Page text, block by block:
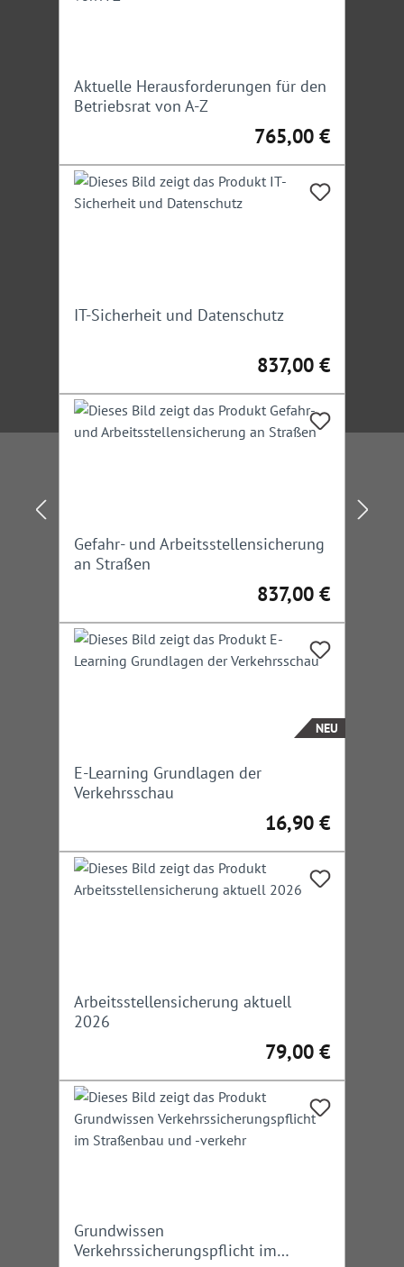
Aktuelle Herausforderungen für den
Betriebsrat von A-Z
Regulärer Preis:
765,00 €
IT-Sicherheit und Datenschutz
Regulärer Preis:
837,00 €
Gefahr- und Arbeitsstellensicherung
an Straßen
Regulärer Preis:
837,00 €
NEU
E-Learning Grundlagen der
Verkehrsschau
Regulärer Preis:
16,90 €
Arbeitsstellensicherung aktuell
2026
Regulärer Preis:
79,00 €
Grundwissen
Verkehrssicherungspflicht im